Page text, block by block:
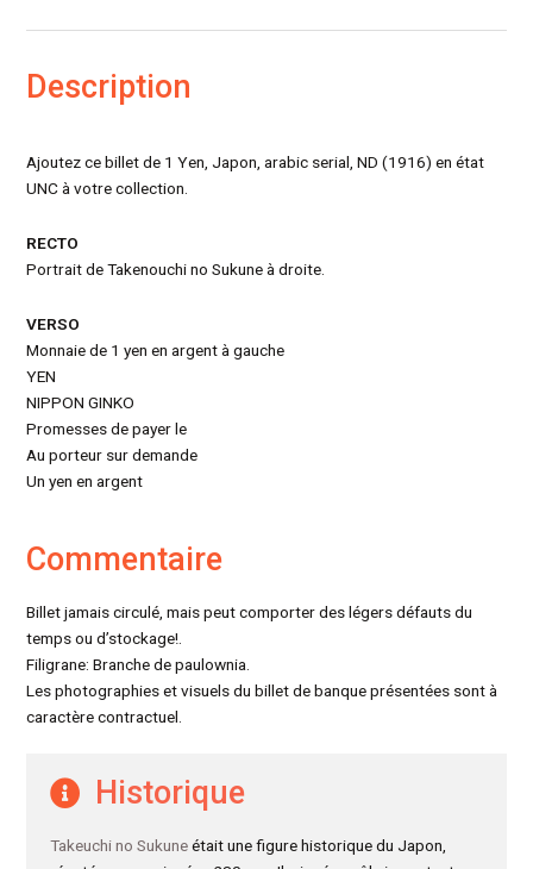
Description
Ajoutez ce billet de 1 Yen, Japon, arabic serial, ND (1916) en état
UNC à votre collection.
RECTO
Portrait de Takenouchi no Sukune à droite.
VERSO
Monnaie de 1 yen en argent à gauche
YEN
NIPPON GINKO
Promesses de payer le
Au porteur sur demande
Un yen en argent
Commentaire
Billet jamais circulé, mais peut comporter des légers défauts du
temps ou d’stockage!.
Filigrane: Branche de paulownia.
Les photographies et visuels du billet de banque présentées sont à
caractère contractuel.
Historique
Takeuchi no Sukuneétait une figure historique du Japon,